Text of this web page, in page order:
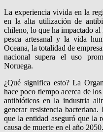
La experiencia vivida en la
en la alta utilización de
chileno, lo que ha impactado
pesca artesanal y la vida
Oceana, la totalidad de
nacional supera el uso
Noruega.
¿Qué significa esto? La
hace poco tiempo acerca de
antibióticos en la industria
generar resistencia
que la entidad aseguró que la
causa de muerte en el año 2050.